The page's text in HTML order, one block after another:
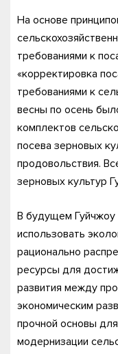
На основе
требованиями к
«корректировка
требованиями к
весны по осень
комплектов
посева зерновых
продовольствия.
зерновых культур
В будущем Гуйчжоу
использовать
рационально
ресурсы для
развития между
экономическим
прочной основы
модернизации